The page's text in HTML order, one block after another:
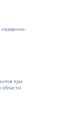
сердечно-
при
области